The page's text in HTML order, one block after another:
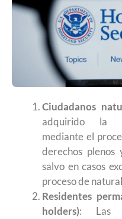
Ciudadanos
adquirido la
mediante el
derechos plenos
salvo en casos
proceso de
Residentes
holders): Las